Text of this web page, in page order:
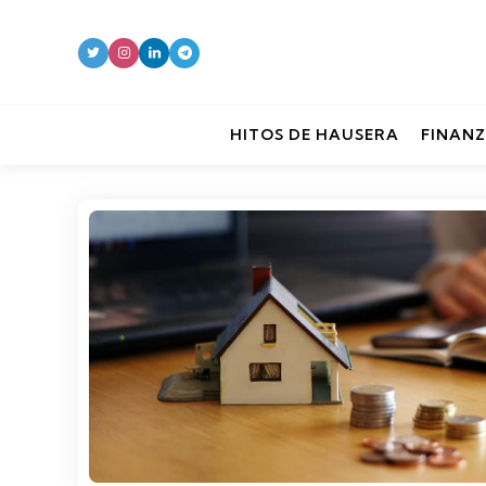
HITOS DE HAUSERA